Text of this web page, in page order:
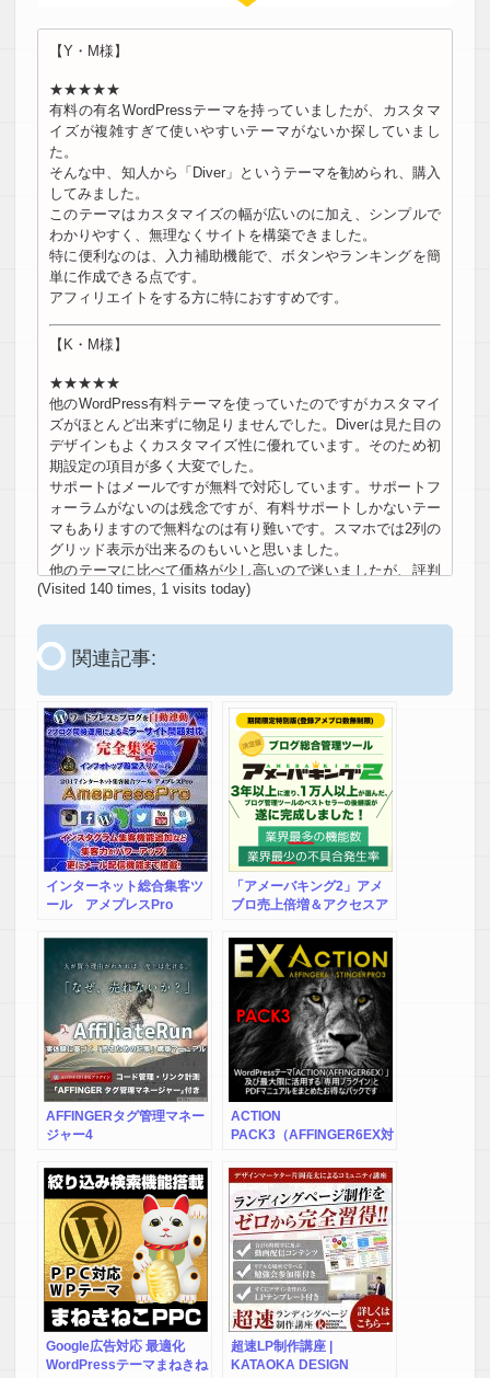
【Y・M様】
★★★★★
有料の有名WordPressテーマを持っていましたが、カスタ マ
イズが複雑すぎて使いやすいテーマがないか探していまし
た。
そんな中、知人から「Diver」というテーマを勧められ、購入
してみました。
このテーマはカスタマイズの幅が広いのに加え、シンプルで
わかり やすく、無理なくサイトを構築できました。
特に便利なのは、入力補助機能で、ボタンやランキングを簡
単に作成できる点です。
アフィリエイトをする方に特におすすめです。
【K・M様】
★★★★★
他のWordPress有料テーマを使っていたのですがカスタマイ
ズがほとんど出来ずに物足りませんでした。Diverは見た目の
デザインもよくカスタマイズ性に優れています。そのため初
期設定の項目が多く大変でした。
サポートはメールですが無料で対応しています。サポートフ
ォーラムがないのは残念ですが、有料サポートしかないテー
マもありますので無料なのは有り難いです。スマホでは2列の
グリッド表示が出来るのもいいと思いました。
他のテーマに比べて価格が少し高いので迷いましたが、評判
の良いテーマなので今後PVが増える事を期待しています。
★★★★★
良い評判と悪い評判に分けて紹介します。
良い評判:
機能が豊富: 他のテーマと比べて、特に機能が豊富です。ア
フィリエイトや本格的なメディアサイトを作りたい方に適し
ています。
入力補助機能: HTML・CSSを知らなくても、直感的に記事の
レイアウト装飾ができます。これにより、記事が書きやすく
なっています。
サポート体制: 無期限・無制限サポート付きで、アップデー
トも基本的に無償で提
供されます。これにより、長期的なサ
悪い評判:
初期設定が複雑: 初期設定に時間がかかり、初心者は最初の
カスタマイズで苦労する
可能性があります。
価格がやや高い: Diverは、他の多くの有料テーマと比較して
価格がやや高いと感じるユーザーもいます。（しかし、使い
こなせば、価格以上の価値はあります）
ブロックエディタ向けの機能が少ない: 現時点でブロックエ
ディタに完全対応しておらず、クラシックエディタ向けの機
能が多くなっています。（独自の拡張機能があるため
しやすくなっているので必要がないというのがウリです）
全体的に、Diverは機能が豊富でカスタマイズ性が高いと評価
されていますが、初心者には使いこなすのが難しいという意
見もあります。価格面で も他の有料テーマと比較して高いた
め、投資に見合う価値を感じるかどうかは、利用者の目的や
スキルによって変わるでしょう。利用を検討している場合
は、これらの点を考慮して判断することをお勧めします。
【O・M様】
★★★★★
(Visited 140 times, 1 visits today)
関連記事:
インターネット総合集客ツ
ール アメプレスPro
「アメーバキング2」アメ
ブロ売上倍増＆アクセスア
AFFINGERタグ管理マネー
ジャー4
ACTION
PACK3（AFFINGER6EX対
Google広告対応 最適化
WordPressテーマまねきね
超速LP制作講座 |
KATAOKA DESIGN